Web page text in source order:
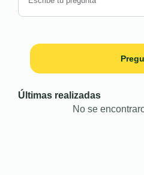
Últimas realizadas
No se